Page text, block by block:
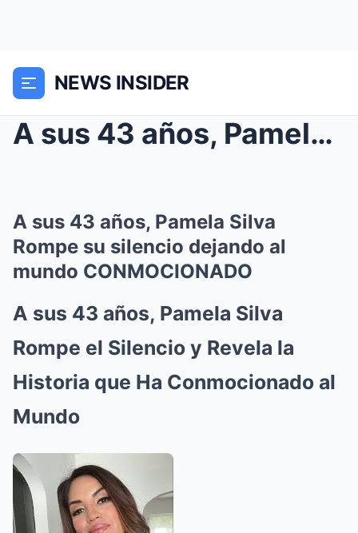
NEWS INSIDER
A sus 43 años, Pamela Silva Rompe su silencio deja...
A sus 43 años, Pamela Silva
Rompe su silencio dejando al
mundo CONMOCIONADO
A sus 43 años, Pamela Silva
Rompe el Silencio y Revela la
Historia que Ha Conmocionado al
Mundo